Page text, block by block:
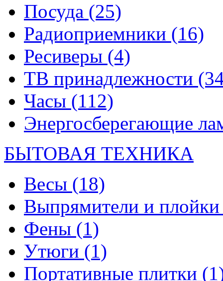
Посуда (25)
Радиоприемники (16)
Ресиверы (4)
ТВ принадлежности
Часы (112)
Энергосберегающие
БЫТОВАЯ ТЕХНИКА
Весы (18)
Выпрямители и
Фены (1)
Утюги (1)
Портативные плитки